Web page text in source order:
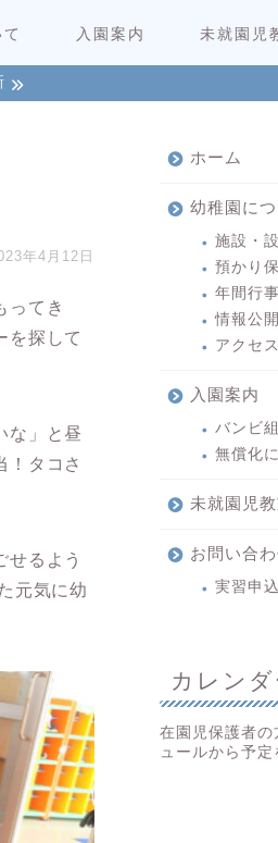
入園案内 未就園児
年4月12日
ってき
を探して
な」と昼
！タコさ
せるよう
元気に幼
ホーム
幼稚園に
施設・
預かり
年間行事
情報公
アクセス
入園案内
バンビ
無償化
未就園児
お問い合
実習申込
カレンダ
在園児保護者の
ュールから予定